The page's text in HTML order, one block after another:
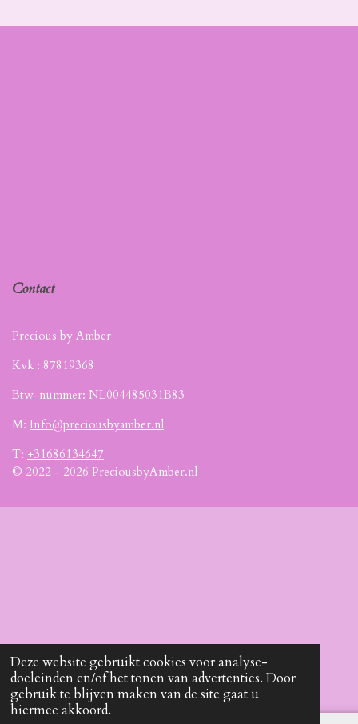
Deze website gebruikt cookies voor analyse-
doeleinden en/of het tonen van advertenties. Door
gebruik te blijven maken van de site gaat u
hiermee akkoord.
Contact
Precious by Amber
Kvk : 87819368
Btw-nummer: NL004485031B83
M: Info@preciousbyamber.nl
T: +31686134647
© 2022 - 2026 PreciousbyAmber.nl